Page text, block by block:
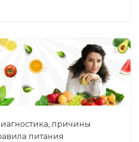
причины
питания